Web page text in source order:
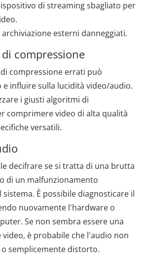
di streaming sbagliato per
esterni danneggiati.
compressione
compressione errati può
e influire sulla lucidità video/audio.
i giusti algoritmi di
comprimere video di alta qualità
versatili.
decifrare se si tratta di una brutta
di un malfunzionamento
È possibile diagnosticare il
nuovamente l'hardware o
Se non sembra essere una
è probabile che l'audio non
semplicemente distorto.